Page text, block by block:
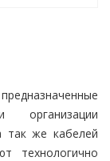
так же кабелей
технологично